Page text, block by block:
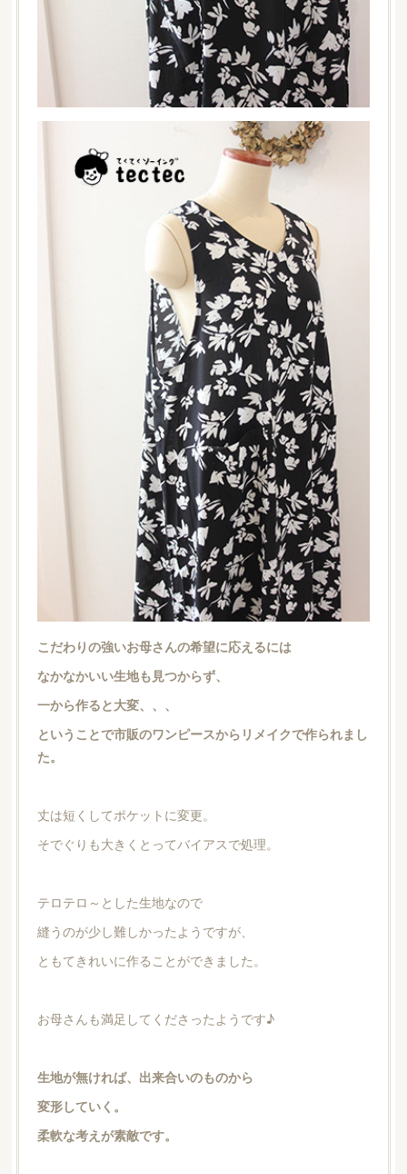
こだわりの強いお母さんの希望に応えるには
なかなかいい生地も見つからず、
一から作ると大変、、、
ということで市販のワンピースからリメイクで作られまし
た。
丈は短くしてポケットに変更。
そでぐりも大きくとってバイアスで処理。
テロテロ～とした生地なので
縫うのが少し難しかったようですが、
ともてきれいに作ることができました。
お母さんも満足してくださったようです♪
生地が無ければ、出来合いのものから
変形していく。
柔軟な考えが素敵です。